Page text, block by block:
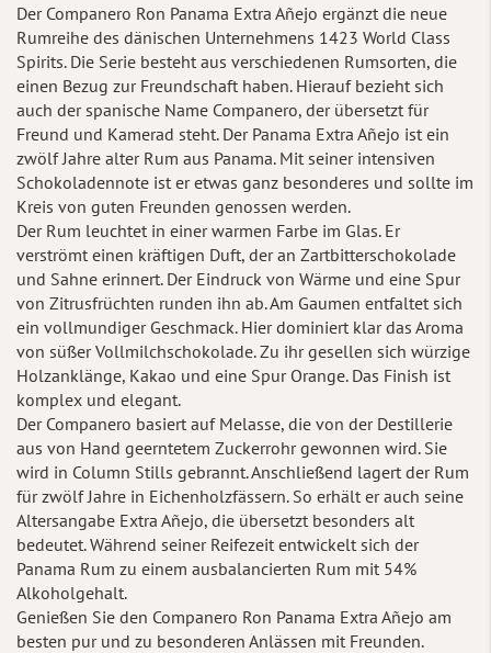
Der Companero Ron Panama Extra Añejo ergänzt die neue
Rumreihe des dänischen Unternehmens 1423 World Class
Spirits. Die Serie besteht aus verschiedenen Rumsorten, die
einen Bezug zur Freundschaft haben. Hierauf bezieht sich
auch der spanische Name Companero, der übersetzt für
Freund und Kamerad steht. Der Panama Extra Añejo ist ein
zwölf Jahre alter Rum aus Panama. Mit seiner intensiven
Schokoladennote ist er etwas ganz besonderes und sollte im
Kreis von guten Freunden genossen werden.
Der Rum leuchtet in einer warmen Farbe im Glas. Er
verströmt einen kräftigen Duft, der an Zartbitterschokolade
und Sahne erinnert. Der Eindruck von Wärme und eine Spur
von Zitrusfrüchten runden ihn ab. Am Gaumen entfaltet sich
ein vollmundiger Geschmack. Hier dominiert klar das Aroma
von süßer Vollmilchschokolade. Zu ihr gesellen sich würzige
Holzanklänge, Kakao und eine Spur Orange. Das Finish ist
komplex und elegant.
Der Companero basiert auf Melasse, die von der Destillerie
aus von Hand geerntetem Zuckerrohr gewonnen wird. Sie
wird in Column Stills gebrannt. Anschließend lagert der Rum
für zwölf Jahre in Eichenholzfässern. So erhält er auch seine
Altersangabe Extra Añejo, die übersetzt besonders alt
bedeutet. Während seiner Reifezeit entwickelt sich der
Panama Rum zu einem ausbalancierten Rum mit 54%
Alkoholgehalt.
Genießen Sie den Companero Ron Panama Extra Añejo am
besten pur und zu besonderen Anlässen mit Freunden.